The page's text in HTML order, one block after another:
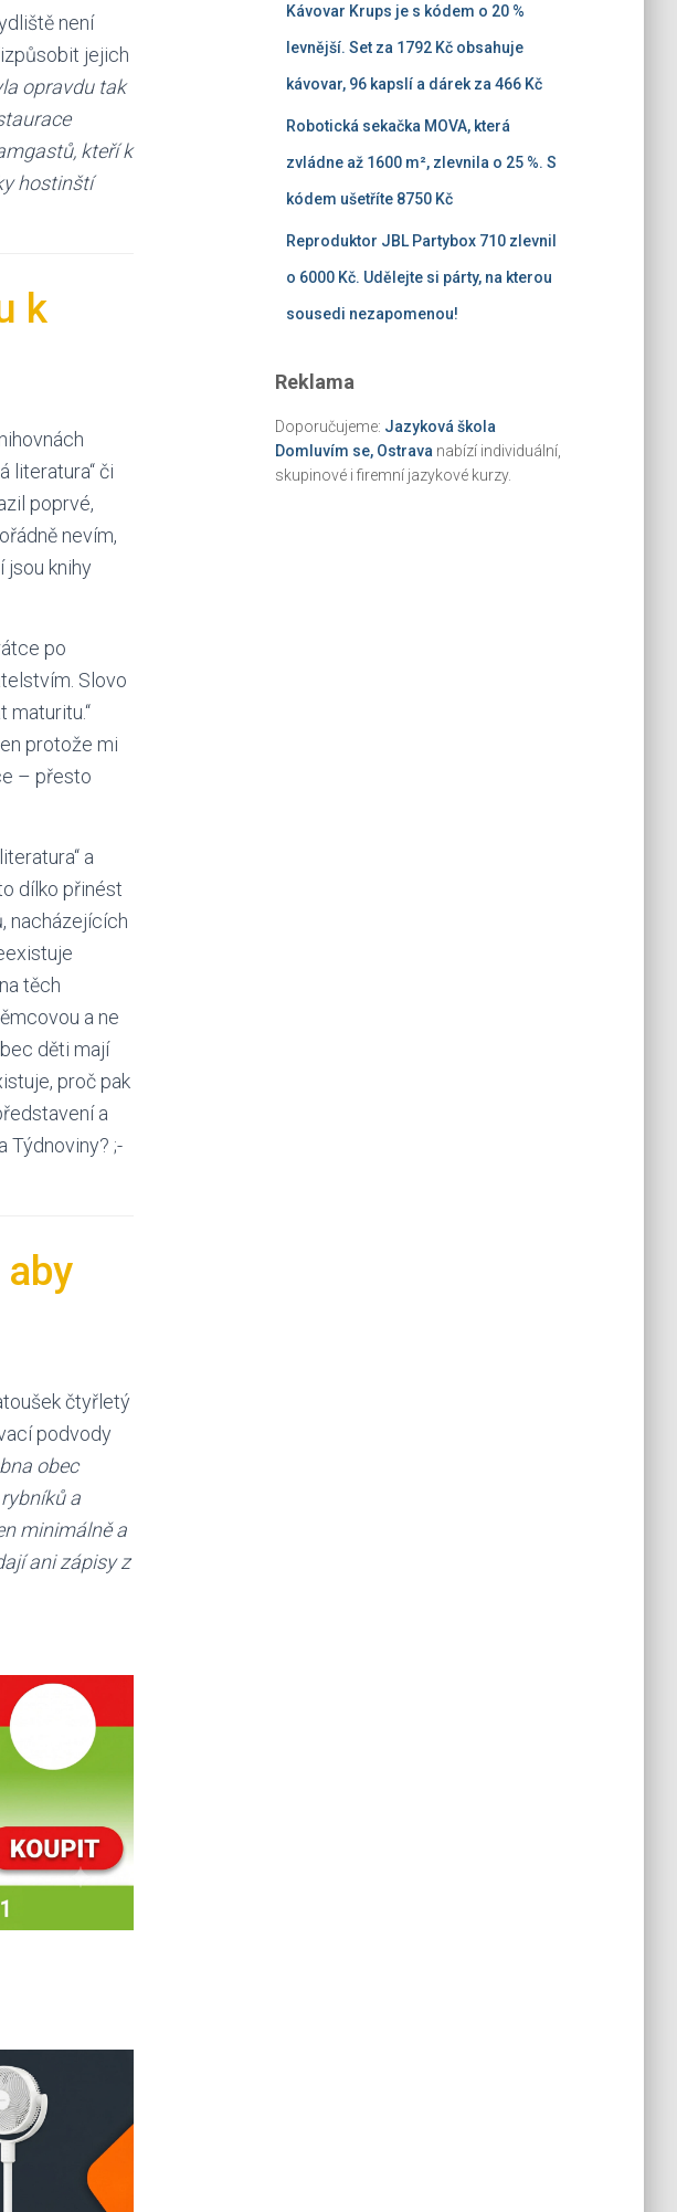
není
jejich
opravdu tak
kteří k
hostinští
k
literatura“ či
poprvé,
nevím,
jsou knihy
po
Slovo
maturitu.“
protože mi
– přesto
a
dílko přinést
nacházejících
těch
a ne
děti mají
proč pak
a
Týdnoviny? ;-
čtyřletý
podvody
obec
a
minimálně a
ani zápisy z
Kávovar Krups je s kódem o 20 %
levnější. Set za 1792 Kč obsahuje
kávovar, 96 kapslí a dárek za 466 Kč
Robotická sekačka MOVA, která
zvládne až 1600 m², zlevnila o 25 %. S
kódem ušetříte 8750 Kč
Reproduktor JBL Partybox 710 zlevnil
o 6000 Kč. Udělejte si párty, na kterou
sousedi nezapomenou!
Reklama
Doporučujeme: Jazyková škola
Domluvím se, Ostrava nabízí individuální,
skupinové i firemní jazykové kurzy.